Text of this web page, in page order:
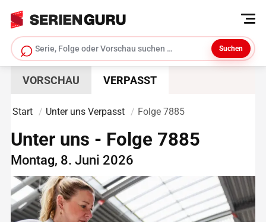
⌕
Serie suchen
Suchen
VORSCHAU VERPASST
Start Unter uns Verpasst Folge 7885
Unter uns - Folge 7885
Montag, 8. Juni 2026